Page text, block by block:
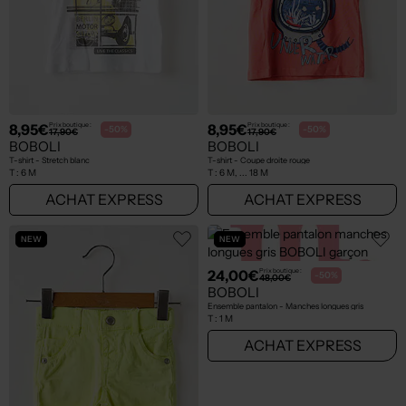
8,95€Prix boutique :
17,90€ -50%
BOBOLI
T-shirt - Stretch blanc
T : 6 M
ACHAT EXPRESS
8,95€Prix boutique :
17,90€ -50%
BOBOLI
T-shirt - Coupe droite rouge
T : 6 M, ... 18 M
ACHAT EXPRESS
NEW NEW
24,00€Prix boutique :
48,00€ -50%
BOBOLI
Ensemble pantalon - Manches longues gris
T : 1 M
ACHAT EXPRESS